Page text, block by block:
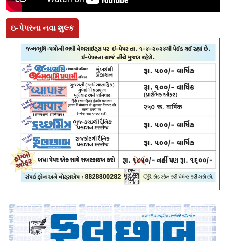
ઇ-પેપરના નવા શુલ્ક